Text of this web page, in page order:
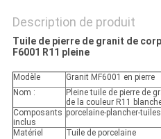
Description de produit
Tuile de pierre de granit de
F6001 R11 pleine
Modèle
Granit MF6001 en pierre
Nom :
Pleine tuile de pierre de
de la couleur R11
Composants
inclus
porcelaine-plancher-tuiles
Matériel
Tuile de porcelaine